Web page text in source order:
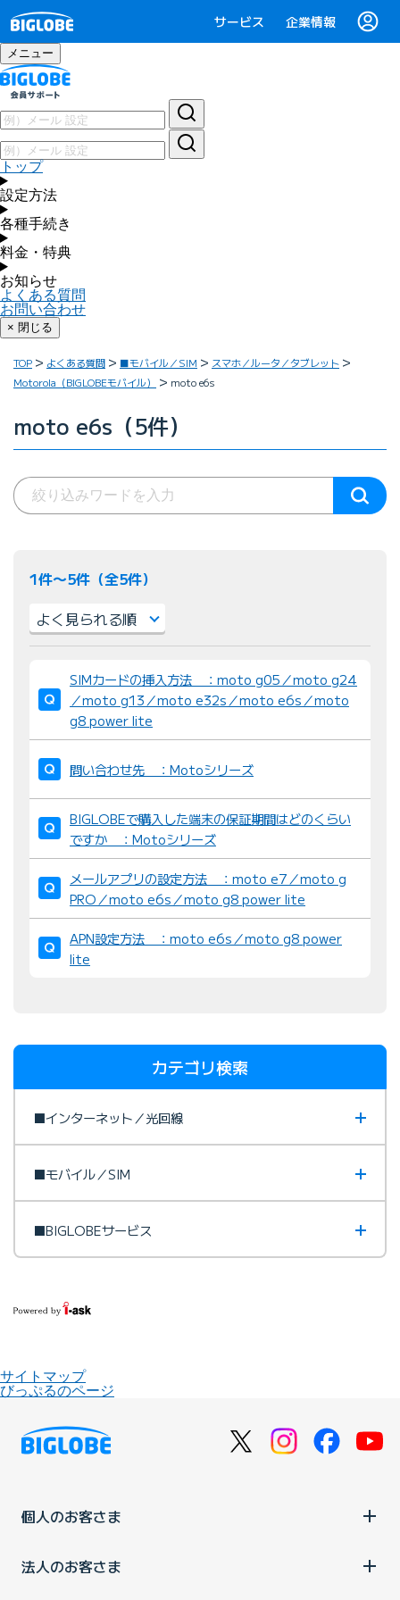
サービス 企業情報
メニュー
トップ
設定方法
各種手続き
料金・特典
お知らせ
よくある質問
お問い合わせ
× 閉じる
TOP よくある質問 ■モバイル／SIM
スマホ／ルータ／タブレット
Motorola（BIGLOBEモバイル）
moto e6s
moto e6s（5件）
1件〜5件（全5件）
替
：
SIMカードの挿入方法 ：moto g05／moto g24
／moto g13／moto e32s／moto e6s／moto
g8 power lite
問い合わせ先 ：Motoシリーズ
BIGLOBEで購入した端末の保証期間はどのくらい
ですか ：Motoシリーズ
メールアプリの設定方法 ：moto e7／moto g
PRO／moto e6s／moto g8 power lite
APN設定方法 ：moto e6s／moto g8 power
lite
カテゴリ検索
■インターネット／光回線
■モバイル／SIM
■BIGLOBEサービス
サイトマップ
びっぷるのページ
個人のお客さま
法人のお客さま